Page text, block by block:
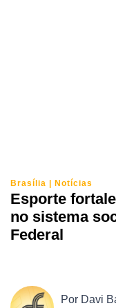
Brasília | Notícias
Esporte
no sistema
Federal
Por Davi